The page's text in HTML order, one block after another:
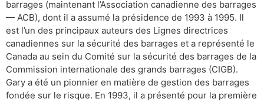
barrages (maintenant l’Association canadienne des barrages
— ACB), dont il a assumé la présidence de 1993 à 1995. Il
est l’un des principaux auteurs des Lignes directrices
canadiennes sur la sécurité des barrages et a représenté le
Canada au sein du Comité sur la sécurité des barrages de la
Commission internationale des grands barrages (CIGB).
Gary a été un pionnier en matière de gestion des barrages
fondée sur le risque. En 1993, il a présenté pour la première